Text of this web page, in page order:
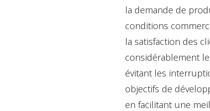
la demande de
conditions
la satisfaction des
considérablement
évitant les
objectifs de
en facilitant une